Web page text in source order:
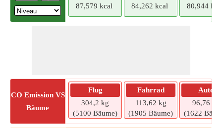
87,579 kcal 84,262 kcal 80,944
CO Emission VS
Bäume
Flug
304,2 kg
(5100 Bäume)
Fahrrad
113,62 kg
(1905 Bäume)
Auto
96,76 kg
(1622